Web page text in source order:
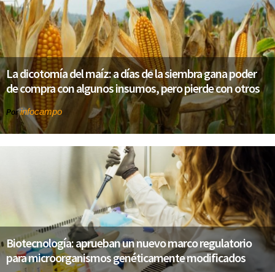
La dicotomía del maíz: a días de la siembra gana poder
de compra con algunos insumos, pero pierde con otros
Porinfocampo
Biotecnología: aprueban un nuevo marco regulatorio
para microorganismos genéticamente modificados